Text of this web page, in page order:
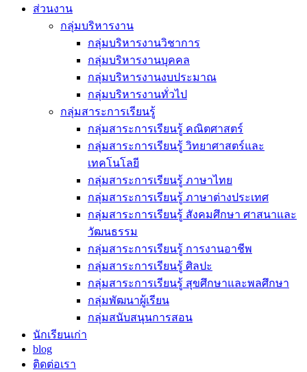
ส่วนงาน
กลุ่มบริหารงาน
กลุ่มบริหารงานวิชาการ
กลุ่มบริหารงานบุคคล
กลุ่มบริหารงานงบประมาณ
กลุ่มบริหารงานทั่วไป
กลุ่มสาระการเรียนรู้
กลุ่มสาระการเรียนรู้ คณิตศาสตร์
กลุ่มสาระการเรียนรู้ วิทยาศาสตร์และ
เทคโนโลยี
กลุ่มสาระการเรียนรู้ ภาษาไทย
กลุ่มสาระการเรียนรู้ ภาษาต่างประเทศ
กลุ่มสาระการเรียนรู้ สังคมศึกษา ศาสนาและ
วัฒนธรรม
กลุ่มสาระการเรียนรู้ การงานอาชีพ
กลุ่มสาระการเรียนรู้ ศิลปะ
กลุ่มสาระการเรียนรู้ สุขศึกษาและพลศึกษา
กลุ่มพัฒนาผู้เรียน
กลุ่มสนับสนุนการสอน
นักเรียนเก่า
blog
ติดต่อเรา